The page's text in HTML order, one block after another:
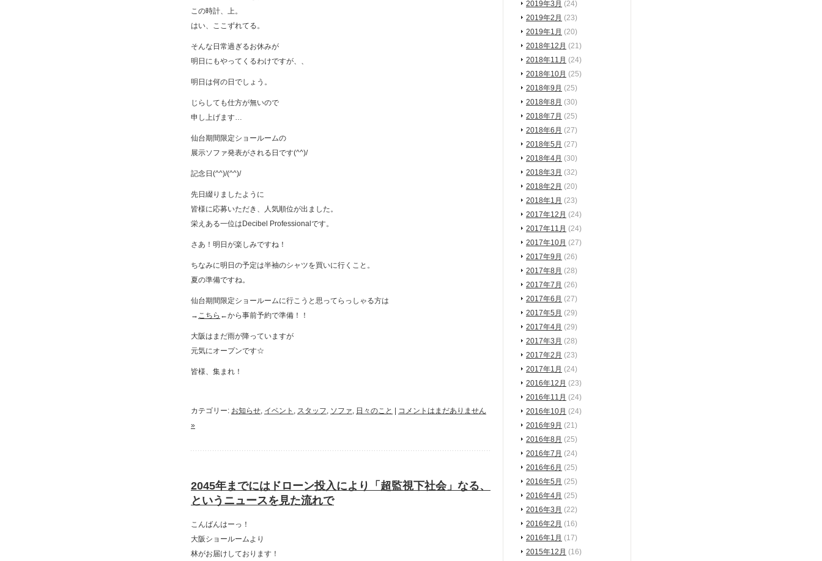
この時計、上。
はい、ここずれてる。
そんな日常過ぎるお休みが
明日にもやってくるわけですが、、
明日は何の日でしょう。
じらしても仕方が無いので
申し上げます…
仙台期間限定ショールームの
展示ソファ発表がされる日です(^^)/
記念日(^^)/(^^)/
先日綴りましたように
皆様に応募いただき、人気順位が出ました。
栄えある一位はDecibel Professionalです。
さあ！明日が楽しみですね！
ちなみに明日の予定は半袖のシャツを買いに行くこと。
夏の準備ですね。
仙台期間限定ショールームに行こうと思ってらっしゃる方は
→ こちら ←から事前予約で準備！！
大阪はまだ雨が降っていますが
元気にオープンです☆
皆様、集まれ！
カテゴリー: お知らせ, イベント , スタッフ, ソファ, 日々のこと
コメントはまだありません
»
2045年までにはドローン投入により「超監視下社会」なる、
というニュースを見た流れで
こんばんはーっ！
大阪ショールームより
林がお届けしております！
2019年3月 (24)
2019年2月 (23)
2019年1月 (20)
2018年12月 (21)
2018年11月 (24)
2018年10月 (25)
2018年9月 (25)
2018年8月 (30)
2018年7月 (25)
2018年6月 (27)
2018年5月 (27)
2018年4月 (30)
2018年3月 (32)
2018年2月 (20)
2018年1月 (23)
2017年12月 (24)
2017年11月 (24)
2017年10月 (27)
2017年9月 (26)
2017年8月 (28)
2017年7月 (26)
2017年6月 (27)
2017年5月 (29)
2017年4月 (29)
2017年3月 (28)
2017年2月 (23)
2017年1月 (24)
2016年12月 (23)
2016年11月 (24)
2016年10月 (24)
2016年9月 (21)
2016年8月 (25)
2016年7月 (24)
2016年6月 (25)
2016年5月 (25)
2016年4月 (25)
2016年3月 (22)
2016年2月 (16)
2016年1月 (17)
2015年12月 (16)